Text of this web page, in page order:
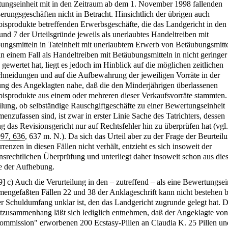
mit in den Zeitraum ab dem 1. November 1998 fallenden
nicht in Betracht. Hinsichtlich der übrigen auch
betreffenden Erwerbsgeschäfte, die das Landgericht in
7 der Urteilsgründe jeweils als unerlaubtes Handeltreiben mit
in Tateinheit mit unerlaubtem Erwerb von
einem Fall als Handeltreiben mit Betäubungsmitteln in nicht geringer
gewertet hat, liegt es jedoch im Hinblick auf die möglichen zeitlichen
und auf die Aufbewahrung der jeweiligen Vorräte in der
des Angeklagten nahe, daß die den Minderjährigen überlassenen
aus einem oder mehreren dieser Verkaufsvorräte
ob selbständige Rauschgiftgeschäfte zu einer Bewertungseinheit
sind, ist zwar in erster Linie Sache des Tatrichters, dessen
das Revisionsgericht nur auf Rechtsfehler hin zu überprüfen hat
636, 637 m. N.). Da sich das Urteil aber zu der Frage der
in diesen Fällen nicht verhält, entzieht es sich insoweit der
Überprüfung und unterliegt daher insoweit schon aus
der Aufhebung.
] c) Auch die Verurteilung in den – zutreffend – als eine
Fällen 22 und 38 der Anklageschrift kann nicht bestehen
Schuldumfang unklar ist, den das Landgericht zugrunde gelegt hat.
läßt sich lediglich entnehmen, daß der Angeklagte
erworbenen 200 Ecstasy-Pillen an Claudia K. 25 Pillen